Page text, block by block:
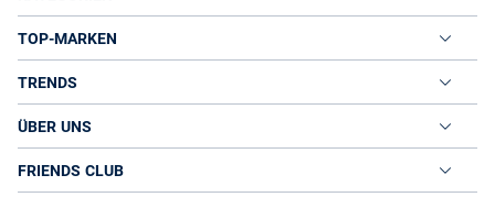
TOP-MARKEN
TRENDS
ÜBER UNS
FRIENDS CLUB